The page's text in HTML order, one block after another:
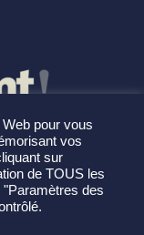
pour vous
vos
sur
de TOUS les
des